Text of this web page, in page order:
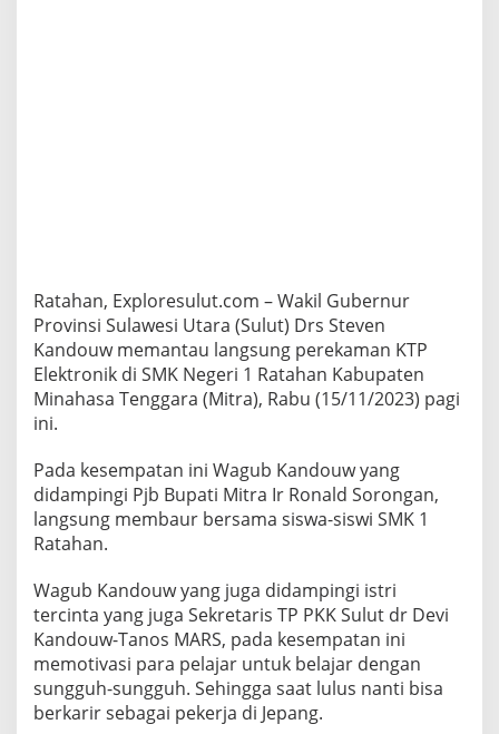
R
a
a
h
a
r
j
a
e
p
a
n
g
a
Ratahan, Exploresulut.com – Wakil Gubernur
Provinsi Sulawesi Utara (Sulut) Drs Steven
Kandouw memantau langsung perekaman KTP
Elektronik di SMK Negeri 1 Ratahan Kabupaten
Minahasa Tenggara (Mitra), Rabu (15/11/2023) pagi
ini.
Pada kesempatan ini Wagub Kandouw yang
didampingi Pjb Bupati Mitra Ir Ronald Sorongan,
langsung membaur bersama siswa-siswi SMK 1
Ratahan.
Wagub Kandouw yang juga didampingi istri
tercinta yang juga Sekretaris TP PKK Sulut dr Devi
Kandouw-Tanos MARS, pada kesempatan ini
memotivasi para pelajar untuk belajar dengan
sungguh-sungguh. Sehingga saat lulus nanti bisa
berkarir sebagai pekerja di Jepang.